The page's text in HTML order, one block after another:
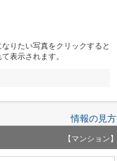
りたい写真をクリックすると
表示されます。
情報の見方
【マンション】